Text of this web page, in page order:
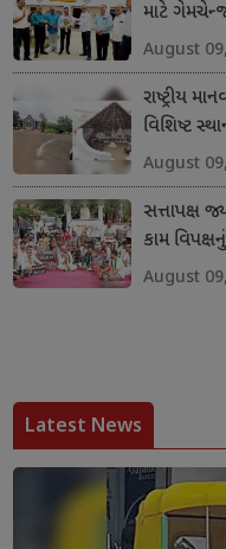
માટે
August
રાષ્ટ્રીય
વિશિષ્ટ
August
સત્તાપક્ષ
કામ વિપક્ષનું
August
Latest News